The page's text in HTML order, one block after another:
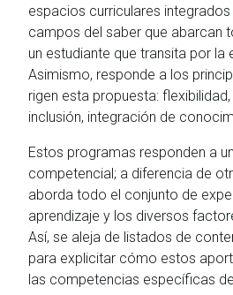
espacios curriculares
campos del saber que abarcan
un estudiante que transita por la
Asimismo, responde a los
rigen esta propuesta:
inclusión, integración de
Estos programas responden a
competencial; a diferencia de
aborda todo el conjunto de
aprendizaje y los diversos
Así, se aleja de listados de
para explicitar cómo estos
las competencias específicas